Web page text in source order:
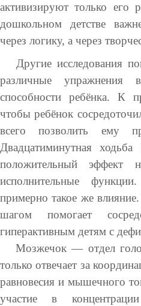
активизируют только его
дошкольном детстве
через логику, а через
Другие исследования
различные
способности ребёнка. К
чтобы ребёнок
всего позволить ему
Двадцатиминутная
положительный эффект
исполнительные
примерно такое же
шагом помогает
гиперактивным детям с
Мозжечок — отдел
только отвечает за
равновесия и мышечного
участие в